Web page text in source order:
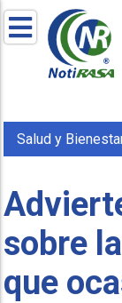
Salud y
sobre
que